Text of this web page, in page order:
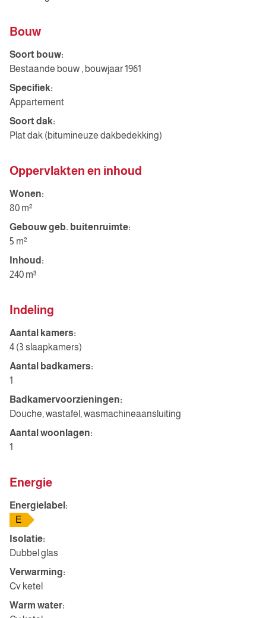
Bouw
Soort bouw:
Bestaande bouw , bouwjaar 1961
Specifiek:
Appartement
Soort dak:
Plat dak (bitumineuze dakbedekking)
Oppervlakten en inhoud
Wonen:
80 m²
Gebouw geb. buitenruimte:
5 m²
Inhoud:
240 m³
Indeling
Aantal kamers:
4 (3 slaapkamers)
Aantal badkamers:
1
Badkamervoorzieningen:
Douche, wastafel, wasmachineaansluiting
Aantal woonlagen:
1
Energie
Energielabel:
E
Isolatie:
Dubbel glas
Verwarming:
Cv ketel
Warm water: